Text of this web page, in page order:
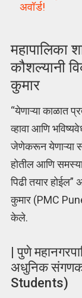
अवॉर्ड!
महापालिका
कौशल्यानी
कुमार
“येणाऱ्या काळात
व्हावा आणि
जेणेकरून येणाऱ्या
होतील आणि समस्या
पिढी तयार
कुमार (PMC
केले.
| पुणे
अधुनिक
Students)